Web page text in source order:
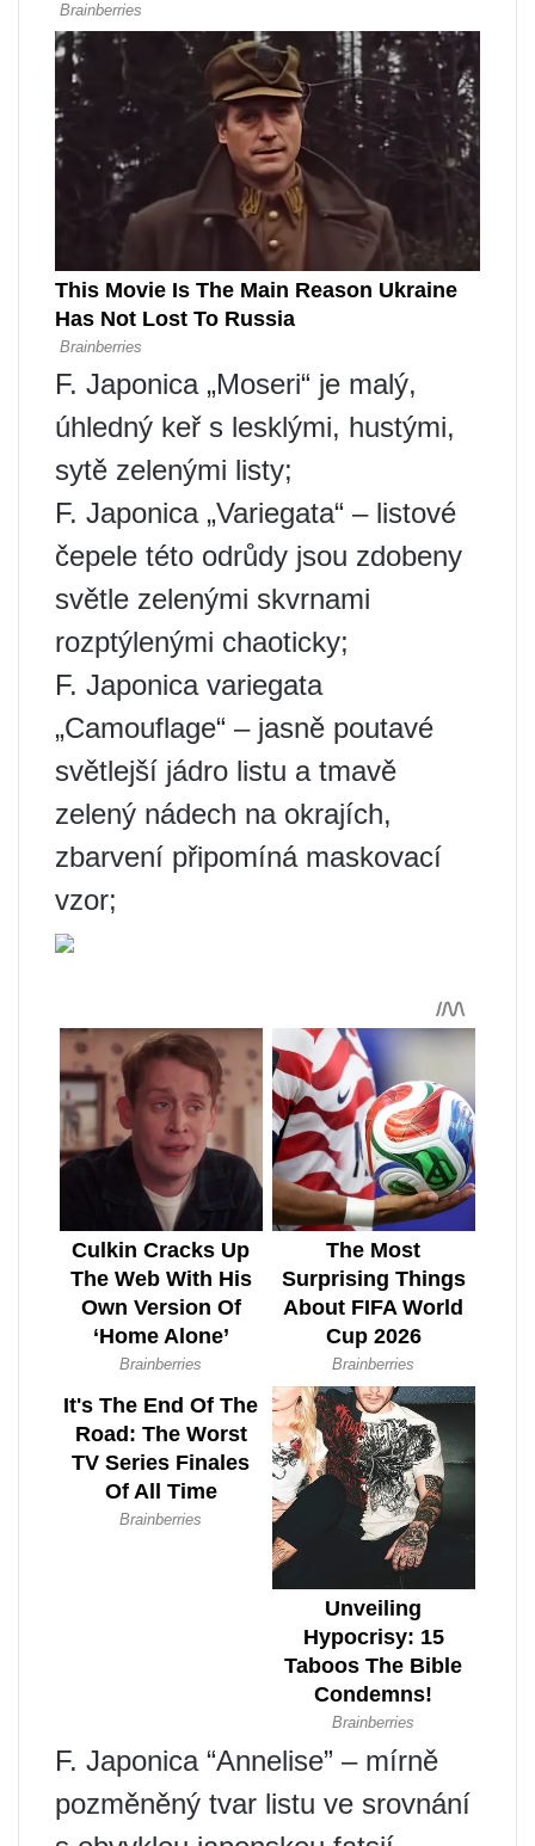
F. Japonica „Moseri“ je malý,
úhledný keř s lesklými, hustými,
sytě zelenými listy;
F. Japonica „Variegata“ – listové
čepele této odrůdy jsou zdobeny
světle zelenými skvrnami
rozptýlenými chaoticky;
F. Japonica variegata
„Camouflage“ – jasně poutavé
světlejší jádro listu a tmavě
zelený nádech na okrajích,
zbarvení připomíná maskovací
vzor;
F. Japonica “Annelise” – mírně
pozměněný tvar listu ve srovnání